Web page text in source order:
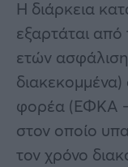
Η διάρκεια
εξαρτάται
ετών
φορέα (ΕΦΚΑ
στον οποίο
τον χρόνο